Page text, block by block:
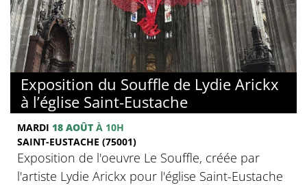
Exposition du Souffle de Lydie Arickx
à l’église Saint-Eustache
MARDI 18 AOÛT À 10H
SAINT-EUSTACHE (75001)
Exposition de l'oeuvre Le Souffle, créée par
l'artiste Lydie Arickx pour l'église Saint-Eustache